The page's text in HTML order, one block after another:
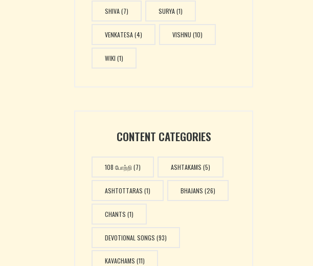
SHIVA(7) SURYA(1)
VENKATESA(4) VISHNU (10)
WIKI (1)
CONTENT CATEGORIES
108 போற்றி (7) ASHTAKAMS (5)
ASHTOTTARAS (1) BHAJANS (26)
CHANTS (1)
DEVOTIONAL SONGS (93)
KAVACHAMS (11)